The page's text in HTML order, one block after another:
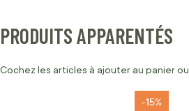
PRODUITS APPARENTÉS
Cochez les articles à ajouter au panier ou
-15%